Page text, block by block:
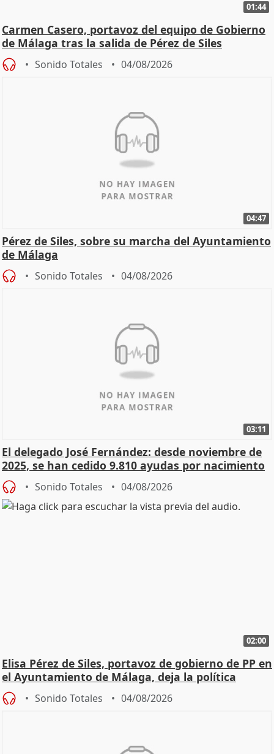
01:44
Carmen Casero, portavoz del equipo de Gobierno
de Málaga tras la salida de Pérez de Siles
Sonido Totales 04/08/2026
04:47
Pérez de Siles, sobre su marcha del Ayuntamiento
de Málaga
Sonido Totales 04/08/2026
03:11
El delegado José Fernández: desde noviembre de
2025, se han cedido 9.810 ayudas por nacimiento
Sonido Totales 04/08/2026
02:00
Elisa Pérez de Siles, portavoz de gobierno de PP en
el Ayuntamiento de Málaga, deja la política
Sonido Totales 04/08/2026